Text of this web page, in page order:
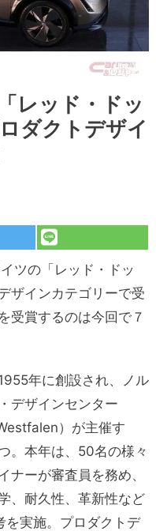
レッド・ドッ
ダクトデザイ
ツの「レッド・ドッ
ザインカテゴリーで受
受賞するのは今回で７
年に創設され、ノル
デザインセンター
）が主催す
。本年は、50名の様々
ナーが審査員を務め、
、耐久性、革新性など
を実施。プロダクトデ